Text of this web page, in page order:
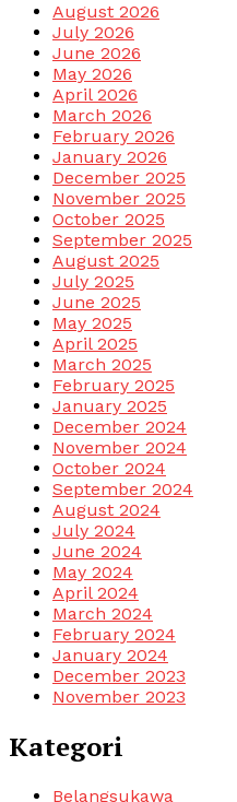
August 2026
July 2026
June 2026
May 2026
April 2026
March 2026
February 2026
January 2026
December 2025
November 2025
October 2025
September 2025
August 2025
July 2025
June 2025
May 2025
April 2025
March 2025
February 2025
January 2025
December 2024
November 2024
October 2024
September 2024
August 2024
July 2024
June 2024
May 2024
April 2024
March 2024
February 2024
January 2024
December 2023
November 2023
Kategori
Belangsukawa